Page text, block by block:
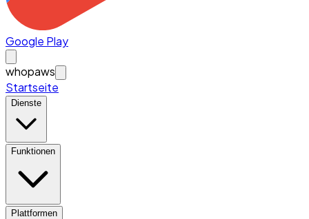
Google Play
whopaws
Startseite
Dienste
Funktionen
Plattformen